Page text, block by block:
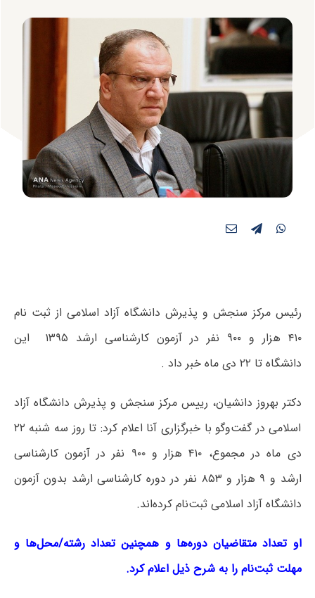
رئیس مرکز سنجش و پذیرش دانشگاه آزاد اسلامی از ثبت نام
۴۱۰ هزار و ۹۰۰ نفر در آزمون کارشناسی ارشد ۱۳۹۵ این
دانشگاه تا ۲۲ دی ماه خبر داد .
دکتر بهروز دانشیان، رییس مرکز سنجش و پذیرش دانشگاه آزاد
اسلامی در گفت‌وگو با خبرگزاری آنا اعلام کرد: تا روز سه شنبه ۲۲
دی ماه در مجموع، ۴۱۰ هزار و ۹۰۰ نفر در آزمون کارشناسی
ارشد و ۹ هزار و ۸۵۳ نفر در دوره کارشناسی ارشد بدون آزمون
دانشگاه آزاد اسلامی ثبت‌نام کرده‌اند.
او تعداد متقاضیان دوره‌ها و همچنین تعداد رشته/محل‌ها و
مهلت ثبت‌نام را به شرح ذیل اعلام کرد.